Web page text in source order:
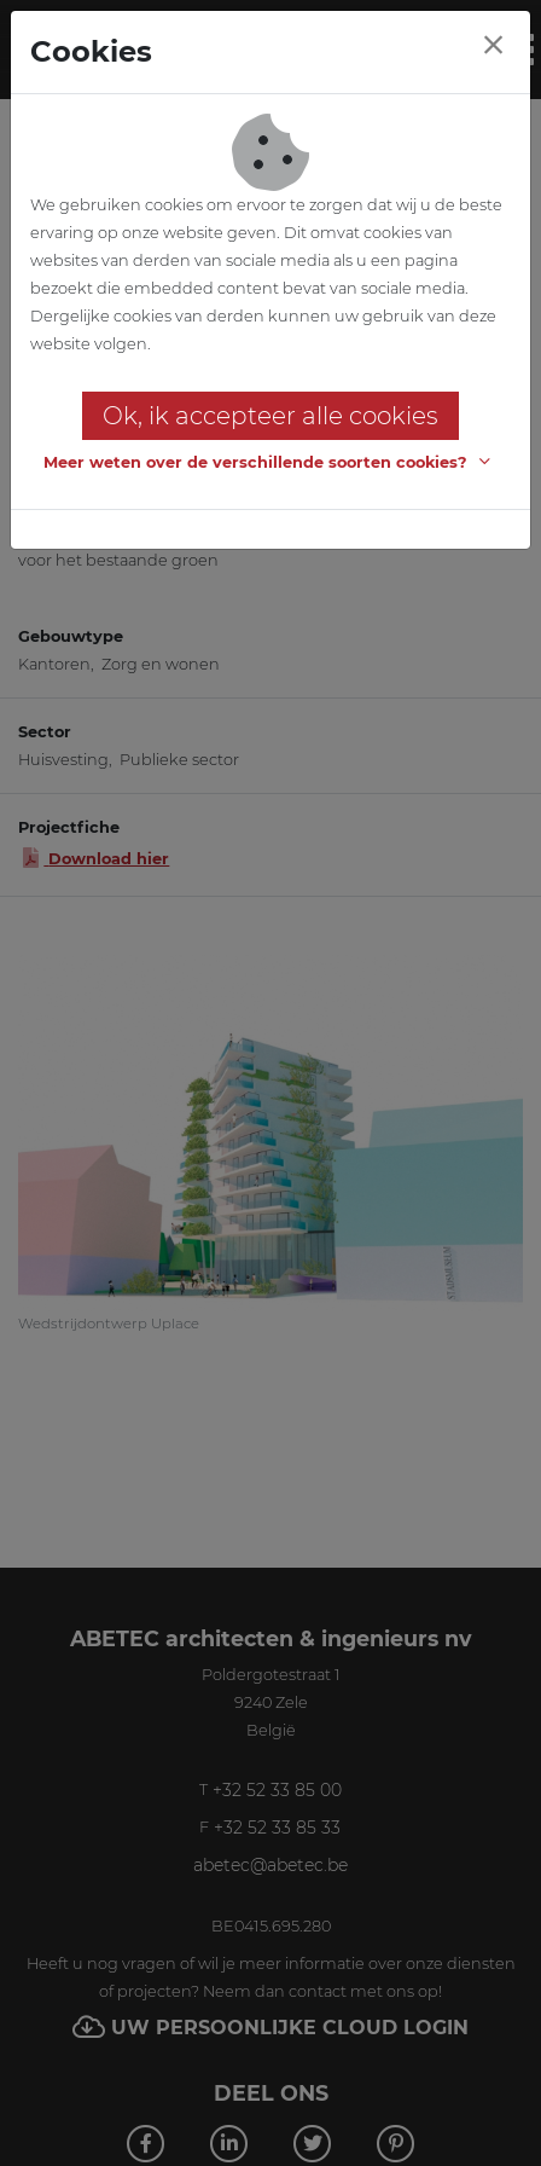
Skip to main content
Wedstrijdontwerp
Uplace
Woontoren op een retailsokkel
meer woningen in de stad, rekening houdend met denser
voor het bestaande groen
Gebouwtype
Kantoren, Zorg en wonen
Sector
Huisvesting, Publieke sector
Projectfiche
Download hier
Wedstrijdontwerp Uplace
ABETEC architecten & ingenieurs nv
Poldergotestraat 1
9240 Zele
België
T +32 52 33 85 00
F +32 52 33 85 33
abetec@abetec.be
BE0415.695.280
Heeft u nog vragen of wil je meer informatie over onze diensten
of projecten? Neem dan contact met ons op!
UW PERSOONLIJKE CLOUD LOGIN
DEEL ONS
Cookies
We gebruiken cookies om ervoor te zorgen dat wij u de beste
ervaring op onze website geven. Dit omvat cookies van
websites van derden van sociale media als u een pagina
bezoekt die embedded content bevat van sociale media.
Dergelijke cookies van derden kunnen uw gebruik van deze
website volgen.
Ok, ik accepteer alle cookies
Meer weten over de verschillende soorten cookies?